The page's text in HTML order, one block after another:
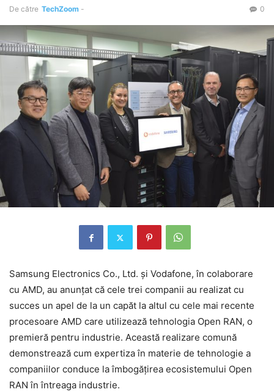
De către TechZoom - 0
Samsung Electronics Co., Ltd. și Vodafone, în colaborare
cu AMD, au anunțat că cele trei companii au realizat cu
succes un apel de la un capăt la altul cu cele mai recente
procesoare AMD care utilizează tehnologia Open RAN, o
premieră pentru industrie. Această realizare comună
demonstrează cum expertiza în materie de tehnologie a
companiilor conduce la îmbogățirea ecosistemului Open
RAN în întreaga industrie.